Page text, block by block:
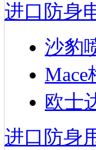
进口防身
沙豹
Mace
欧士
进口防身